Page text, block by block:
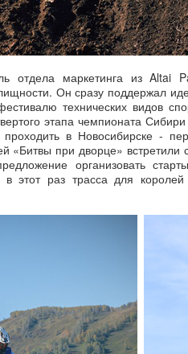
отдела маркетинга из Altai
Он сразу поддержал
технических видов
этапа чемпионата
в Новосибирске -
«Битвы при дворце» встретили
организовать
этот раз трасса для